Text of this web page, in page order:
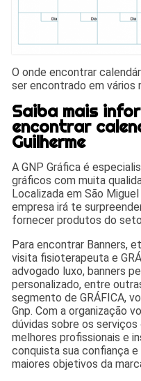
O onde encontrar
ser encontrado em vários
Saiba mais
encontrar
Guilherme
A GNP Gráfica é
gráficos com muita
Localizada em São
empresa irá te
fornecer produtos do
Para encontrar Banners,
visita fisioterapeuta e
advogado luxo, banners
personalizado, entre
segmento de GRÁFICA,
Gnp. Com a organização
dúvidas sobre os
melhores profissionais e
conquista sua confiança
maiores objetivos da